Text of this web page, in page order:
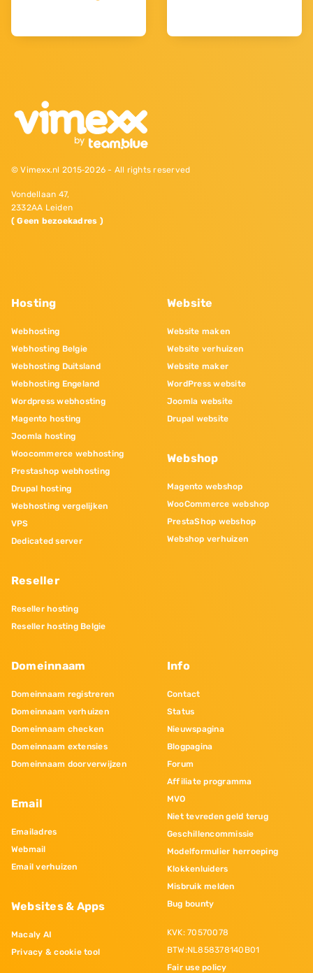
© Vimexx.nl 2015‐2026 - All rights reserved
Vondellaan 47,
2332AA Leiden
( Geen bezoekadres )
Hosting
Webhosting
Webhosting Belgie
Webhosting Duitsland
Webhosting Engeland
Wordpress webhosting
Magento hosting
Joomla hosting
Woocommerce webhosting
Prestashop webhosting
Drupal hosting
Webhosting vergelijken
VPS
Dedicated server
Reseller
Reseller hosting
Reseller hosting Belgie
Website
Website maken
Website verhuizen
Website maker
WordPress website
Joomla website
Drupal website
Webshop
Magento webshop
WooCommerce webshop
PrestaShop webshop
Webshop verhuizen
Domeinnaam
Domeinnaam registreren
Domeinnaam verhuizen
Domeinnaam checken
Domeinnaam extensies
Domeinnaam doorverwijzen
Email
Emailadres
Webmail
Email verhuizen
Websites & Apps
Macaly AI
Privacy & cookie tool
Info
Contact
Status
Nieuwspagina
Blogpagina
Forum
Affiliate programma
MVO
Niet tevreden geld terug
Geschillencommissie
Modelformulier herroeping
Klokkenluiders
Misbruik melden
Bug bounty
KVK: 70570078
BTW:NL858378140B01
Fair use policy